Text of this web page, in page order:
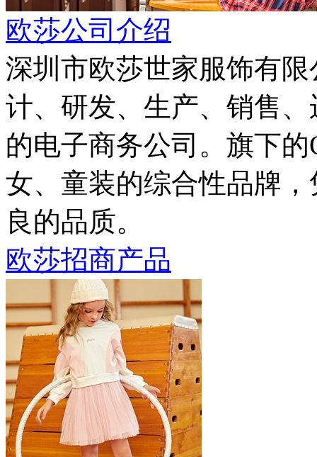
欧莎公司介绍
深圳市欧莎世家服饰有
计、研发、生产、销售
的电子商务公司。旗下
女、童装的综合性品牌
良的品质。
欧莎招商产品